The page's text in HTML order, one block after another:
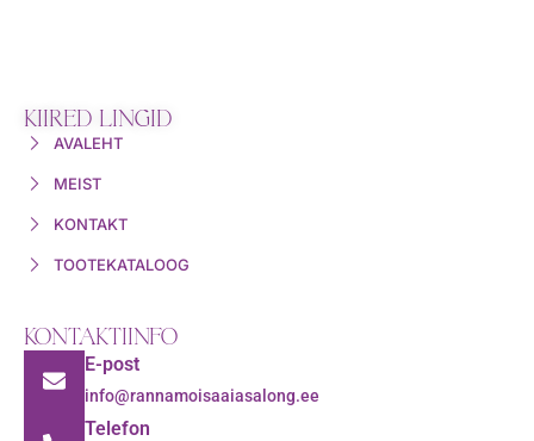
KIIRED LINGID
AVALEHT
MEIST
KONTAKT
TOOTEKATALOOG
KONTAKTIINFO
E-post
info@rannamoisaaiasalong.ee
Telefon